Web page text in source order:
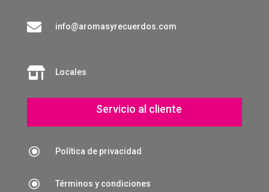
 info@aromasyrecuerdos.com
 Locales
Servicio al cliente
\ Política de privacidad
\ Términos y condiciones